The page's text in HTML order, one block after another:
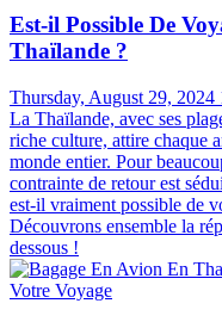
Est-il Possible De
Thaïlande ?
Thursday, August 29, 2024
La Thaïlande, avec ses
riche culture, attire chaque
monde entier. Pour
contrainte de retour est
est-il vraiment possible de
Découvrons ensemble la
dessous !